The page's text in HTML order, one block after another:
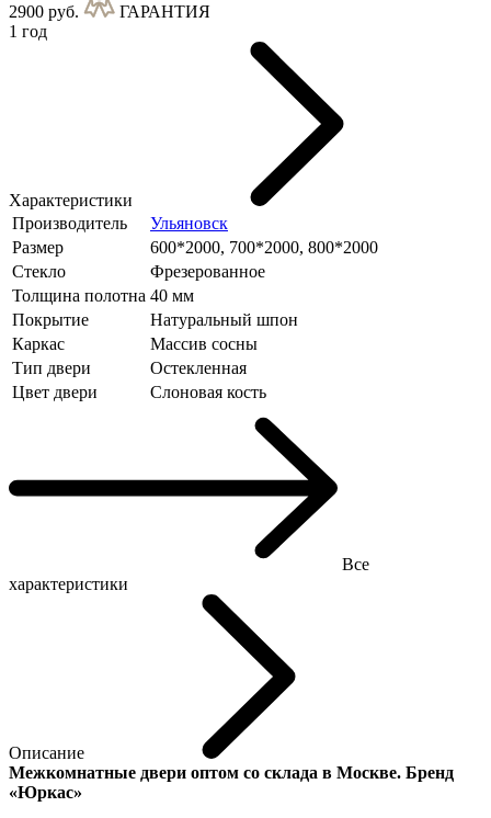
2900 руб.
ГАРАНТИЯ
1 год
Характеристики
Производитель
Ульяновск
Размер
600*2000, 700*2000, 800*2000
Стекло
Фрезерованное
Толщина полотна 40 мм
Покрытие
Натуральный шпон
Каркас
Массив сосны
Тип двери
Остекленная
Цвет двери
Слоновая кость
Все
характеристики
Описание
Межкомнатные двери оптом со склада в Москве. Бренд
«Юркас»